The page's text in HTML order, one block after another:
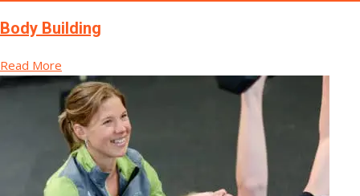
Body Building
Read More